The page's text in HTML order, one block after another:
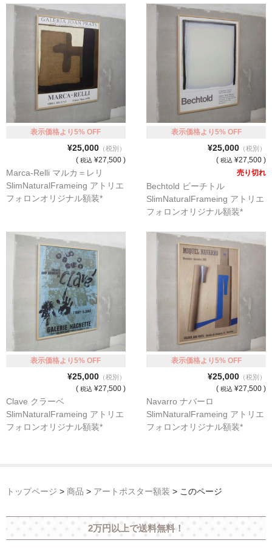
表示価格より5% OFF
¥25,000（税別）
( 税込 ¥27,500 )
Marca-Relli マルカ＝レリ
SlimNaturalFrameing アトリエ
フォロンオリジナル額装*
表示価格より5% OFF
¥25,000（税別）
( 税込 ¥27,500 )
売り切れ
Bechtold ビーチトル
SlimNaturalFrameing アトリエ
フォロンオリジナル額装*
表示価格より5% OFF
¥25,000（税別）
( 税込 ¥27,500 )
Clave クラーベ
SlimNaturalFrameing アトリエ
フォロンオリジナル額装*
表示価格より5% OFF
¥25,000（税別）
( 税込 ¥27,500 )
Navarro ナバーロ
SlimNaturalFrameing アトリエ
フォロンオリジナル額装*
トップページ > 商品 > アートポスター額装 > このページ
2万円以上で送料無料！